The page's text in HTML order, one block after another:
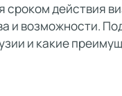
сроком действия
и возможности.
и какие